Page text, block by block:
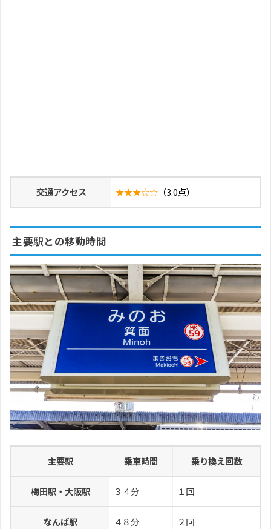
交通アクセス ★★★☆☆ （3.0点）
主要駅との移動時間
主要駅 乗車時間 乗り換え回数
梅田駅・大阪駅 ３４分 １回
なんば駅 ４８分 ２回